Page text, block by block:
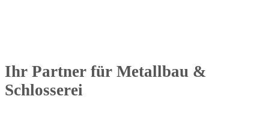
Ihr Partner für Metallbau &
Schlosserei